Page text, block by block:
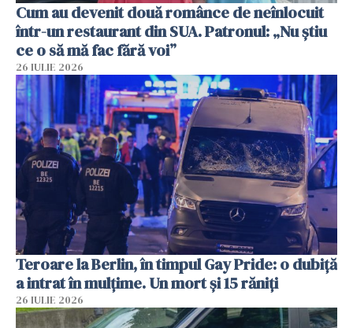
Cum au devenit două românce de neînlocuit
într-un restaurant din SUA. Patronul: „Nu știu
ce o să mă fac fără voi”
26 IULIE 2026
Teroare la Berlin, în timpul Gay Pride: o dubiță
a intrat în mulțime. Un mort și 15 răniți
26 IULIE 2026